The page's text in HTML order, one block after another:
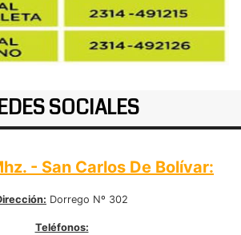
SOCIALES
- San Carlos De Bolívar:
Dorrego Nº 302
Teléfonos: